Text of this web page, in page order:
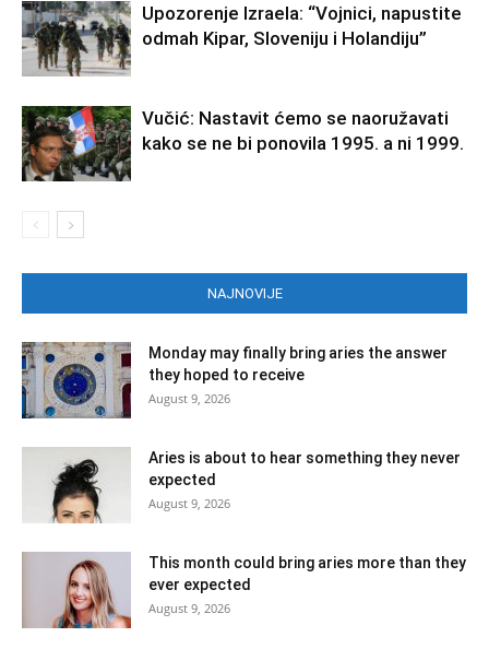
Upozorenje Izraela: “Vojnici, napustite
odmah Kipar, Sloveniju i Holandiju”
Vučić: Nastavit ćemo se naoružavati
kako se ne bi ponovila 1995. a ni 1999.
NAJNOVIJE
Monday may finally bring aries the answer
they hoped to receive
August 9, 2026
Aries is about to hear something they never
expected
August 9, 2026
This month could bring aries more than they
ever expected
August 9, 2026